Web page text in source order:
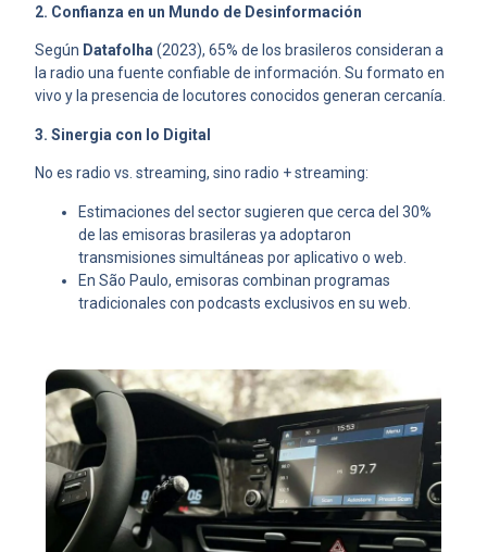
2. Confianza en un Mundo de Desinformación
Según Datafolha(2023), 65% de los brasileros consideran a
la radio una fuente confiable de información. Su formato en
vivo y la presencia de locutores conocidos generan cercanía.
3. Sinergia con lo Digital
No es radio vs. streaming, sino radio + streaming:
Estimaciones del sector sugieren que cerca del 30%
de las emisoras brasileras ya adoptaron
transmisiones simultáneas por aplicativo o web.
En São Paulo, emisorascombinan programas
tradicionales con podcasts exclusivos en su web.